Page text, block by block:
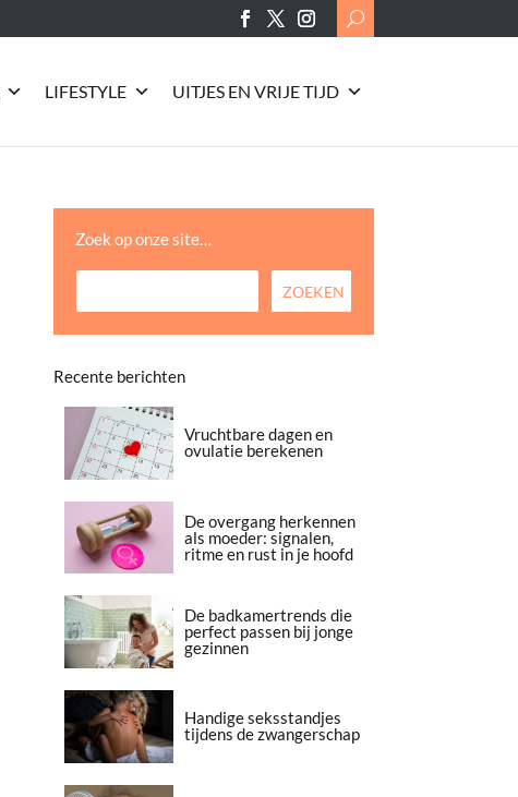
Search
for:
LIFESTYLE UITJES EN VRIJE TIJD
Zoek op onze site…
Recente berichten
Vruchtbare dagen en
ovulatie berekenen
De overgang herkennen
als moeder: signalen,
ritme en rust in je hoofd
De badkamertrends die
perfect passen bij jonge
gezinnen
Handige seksstandjes
tijdens de zwangerschap